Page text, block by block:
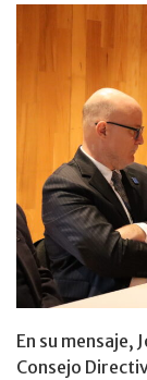
En su mensaje,
Consejo